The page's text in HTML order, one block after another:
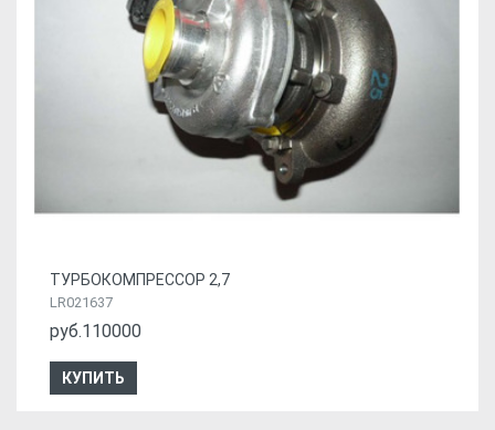
ТУРБОКОМПРЕССОР 2,7
LR021637
руб.110000
КУПИТЬ